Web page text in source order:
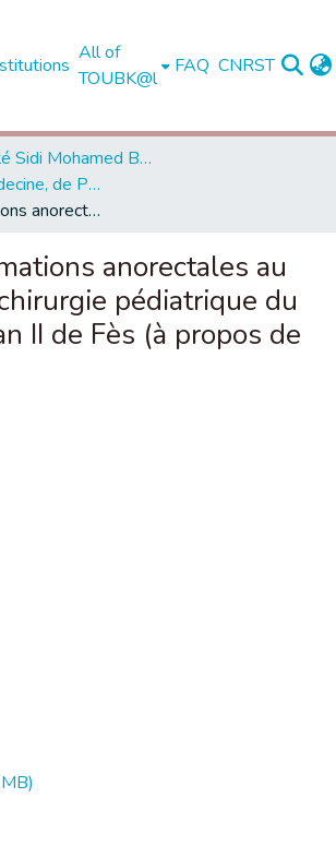
All of
TOUBK@l
FAQ CNRST
Université Sidi Mohamed Ben Abdellah de Fès
Faculté de Médecine, de Pharmacie et de Médecine Dentaire - Fès
Les malformations anorectales au service de chirurgie pédiatrique du CHU Hassan II de Fès (à propos de 29 cas)
anorectales au
pédiatrique du
II de Fès (à propos de